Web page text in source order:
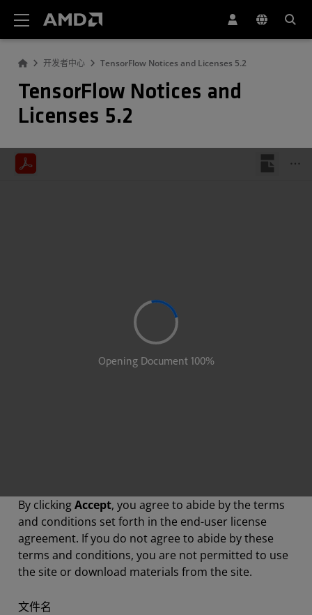
开发者中心 TensorFlow Notices and Licenses 5.2
TensorFlow Notices and
Licenses 5.2
By clickingAccept, you agree to abide by the terms
and conditions set forth in the end-user license
agreement. If you do not agree to abide by these
terms and conditions, you are not permitted to use
the site or download materials from the site.
文件名